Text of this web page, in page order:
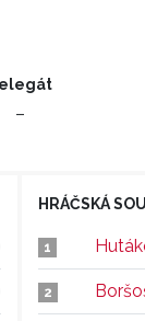
–
HRÁČSKÁ
1
2